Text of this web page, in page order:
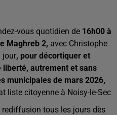
vous quotidien de 16h00 à
Maghreb 2, avec Christophe
jour, pour décortiquer et
autrement et sans
municipales de mars 2026,
liste citoyenne à Noisy-le-Sec
rediffusion tous les jours dès